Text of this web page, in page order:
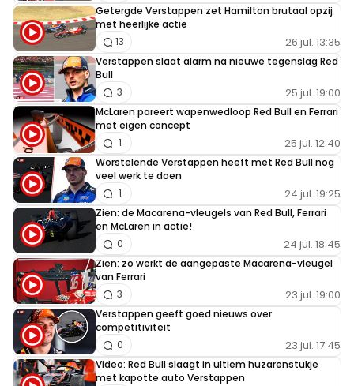
Getergde Verstappen zet Hamilton brutaal opzij
met heerlijke actie
26 jul. 13:35
13
Verstappen slaat alarm na nieuwe tegenslag Red
Bull
25 jul. 19:00
3
McLaren pareert wapenwedloop Red Bull en Ferrari
met eigen concept
25 jul. 12:40
1
Worstelende Verstappen heeft met Red Bull nog
veel werk te doen
24 jul. 19:25
1
Zien: de Macarena-vleugels van Red Bull, Ferrari
en McLaren in actie!
24 jul. 18:45
0
Zien: zo werkt de aangepaste Macarena-vleugel
van Ferrari
23 jul. 19:00
3
Verstappen geeft goed nieuws over
competitiviteit
23 jul. 17:45
0
Video: Red Bull slaagt in ultiem huzarenstukje
met kapotte auto Verstappen